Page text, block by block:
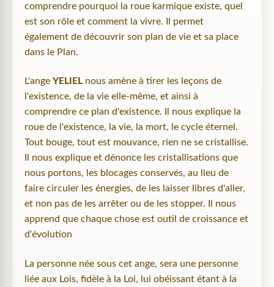
comprendre pourquoi la roue karmique existe, quel
est son rôle et comment la vivre. Il permet
également de découvrir son plan de vie et sa place
dans le Plan.
L'ange YELIEL nous amène à tirer les leçons de
l'existence, de la vie elle-même, et ainsi à
comprendre ce plan d'existence. Il nous explique la
roue de l'existence, la vie, la mort, le cycle éternel.
Tout bouge, tout est mouvance, rien ne se cristallise.
Il nous explique et dénonce les cristallisations que
nous portons, les blocages conservés, au lieu de
faire circuler les énergies, de les laisser libres d'aller,
et non pas de les arrêter ou de les stopper. Il nous
apprend que chaque chose est outil de croissance et
d'évolution
La personne née sous cet ange, sera une personne
liée aux Lois, fidèle à la Loi, lui obéissant étant à la